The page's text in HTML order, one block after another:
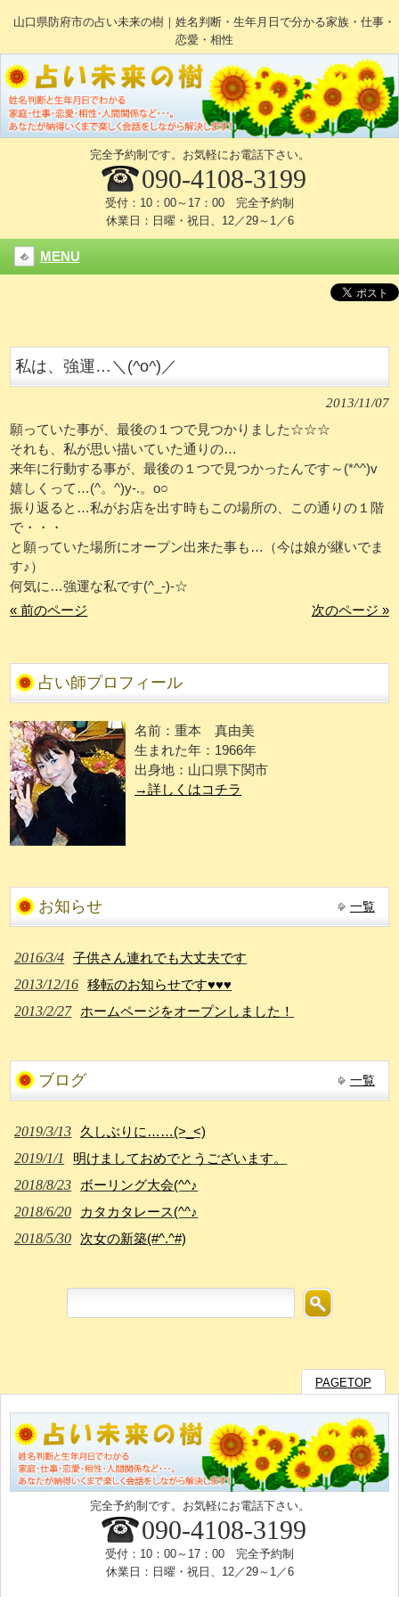
山口県防府市の占い未来の樹｜姓名判断・生年月日で分かる家族・仕事・
恋愛・相性
完全予約制です。お気軽にお電話下さい。
090-4108-3199
受付：10：00～17：00 完全予約制
休業日：日曜・祝日、12／29～1／6
MENU
私は、強運…＼(^o^)／
2013/11/07
願っていた事が、最後の１つで見つかりました☆☆☆
それも、私が思い描いていた通りの…
来年に行動する事が、最後の１つで見つかったんです～(*^^)v
嬉しくって…(^。^)y-.。o○
振り返ると…私がお店を出す時もこの場所の、この通りの１階
で・・・
と願っていた場所にオープン出来た事も…（今は娘が継いでま
す♪）
何気に…強運な私です(^_-)-☆
« 前のページ
次のページ »
占い師プロフィール
名前：重本 真由美
生まれた年：1966年
出身地：山口県下関市
→詳しくはコチラ
お知らせ 一覧
2016/3/4 子供さん連れでも大丈夫です
2013/12/16 移転のお知らせです♥♥♥
2013/2/27 ホームページをオープンしました！
ブログ 一覧
2019/3/13 久しぶりに……(>_<)
2019/1/1 明けましておめでとうございます。
2018/8/23 ボーリング大会(^^♪
2018/6/20 カタカタレース(^^♪
2018/5/30 次女の新築(#^.^#)
PAGETOP
完全予約制です。お気軽にお電話下さい。
090-4108-3199
受付：10：00～17：00 完全予約制
休業日：日曜・祝日、12／29～1／6